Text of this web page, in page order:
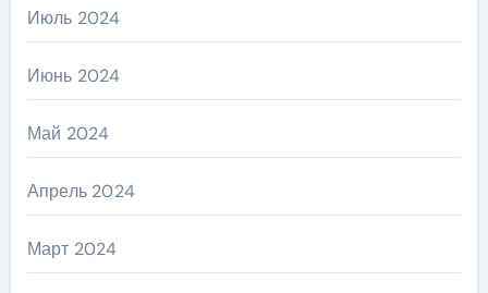
Июль 2024
Июнь 2024
Май 2024
Апрель 2024
Март 2024